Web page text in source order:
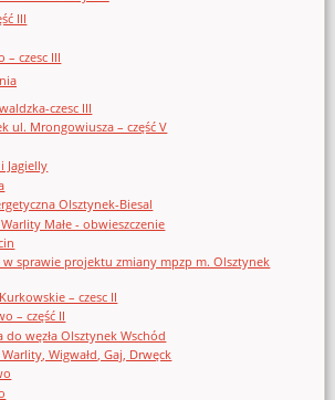
III
– czesc III
czesc III
ul. Mrongowiusza – część V
Jagielly
Olsztynek-Biesal
Małe - obwieszczenie
w sprawie projektu zmiany mpzp m. Olsztynek
– czesc II
– część II
do węzła Olsztynek Wschód
Wigwałd, Gaj, Drwęck